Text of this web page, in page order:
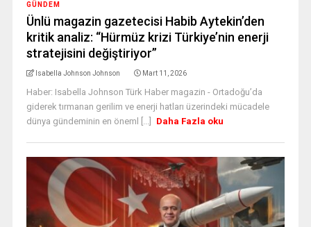
GÜNDEM
Ünlü magazin gazetecisi Habib Aytekin’den
kritik analiz: “Hürmüz krizi Türkiye’nin enerji
stratejisini değiştiriyor”
Isabella Johnson Johnson Mart 11, 2026
Haber: Isabella Johnson Türk Haber magazin - Ortadoğu’da
giderek tırmanan gerilim ve enerji hatları üzerindeki mücadele
dünya gündeminin en öneml [...]
Daha Fazla oku